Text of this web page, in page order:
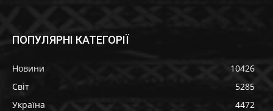
ПОПУЛЯРНІ КАТЕГОРІЇ
Новини
10426
Світ
5285
Україна
4472